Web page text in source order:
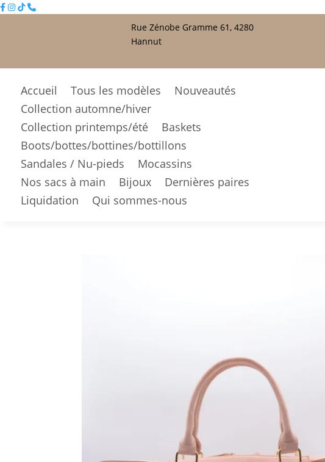
Rue Zénobe Gramme 61, 4280
Hannut
Accueil Tous les modèles
Nouveautés
Collection automne/hiver
Collection printemps/été
Baskets
Boots/bottes/bottines/bottillons
Sandales / Nu-pieds
Mocassins
Nos sacs à main
Bijoux
Dernières paires
Liquidation
Qui sommes-nous